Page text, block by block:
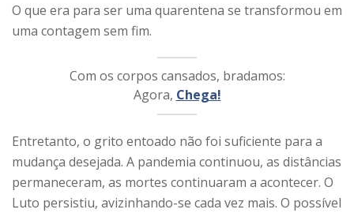
O que era para ser uma quarentena se transformou em
uma contagem sem fim.
Com os corpos cansados, bradamos:
Agora, Chega!
Entretanto, o grito entoado não foi suficiente para a
mudança desejada. A pandemia continuou, as distâncias
permaneceram, as mortes continuaram a acontecer. O
Luto persistiu, avizinhando-se cada vez mais. O possível